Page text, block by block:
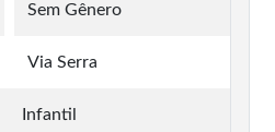
Sem Gênero
Via Serra
Infantil